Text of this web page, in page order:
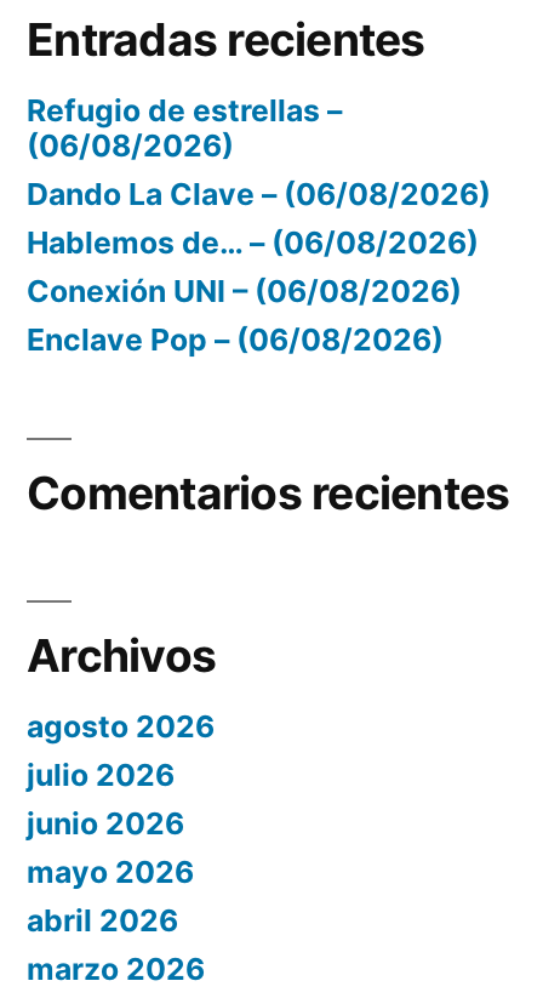
Entradas recientes
Refugio de estrellas –
(06/08/2026)
Dando La Clave – (06/08/2026)
Hablemos de… – (06/08/2026)
Conexión UNI – (06/08/2026)
Enclave Pop – (06/08/2026)
Comentarios recientes
Archivos
agosto 2026
julio 2026
junio 2026
mayo 2026
abril 2026
marzo 2026